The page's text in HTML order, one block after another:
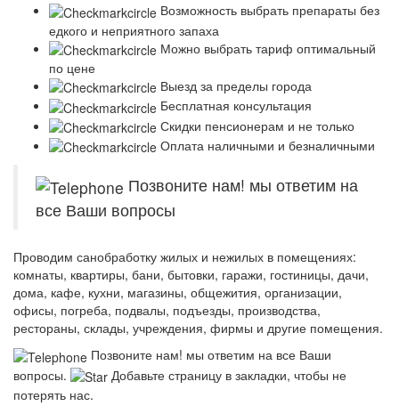
Возможность выбрать препараты без
едкого и неприятного запаха
Можно выбрать тариф оптимальный
по цене
Выезд за пределы города
Бесплатная консультация
Скидки пенсионерам и не только
Оплата наличными и безналичными
Позвоните нам! мы ответим на
все Ваши вопросы
Проводим санобработку жилых и нежилых в помещениях:
комнаты, квартиры, бани, бытовки, гаражи, гостиницы, дачи,
дома, кафе, кухни, магазины, общежития, организации,
офисы, погреба, подвалы, подъезды, производства,
рестораны, склады, учреждения, фирмы и другие помещения.
Позвоните нам! мы ответим на все Ваши
вопросы.
Добавьте страницу в закладки, чтобы не
потерять нас.